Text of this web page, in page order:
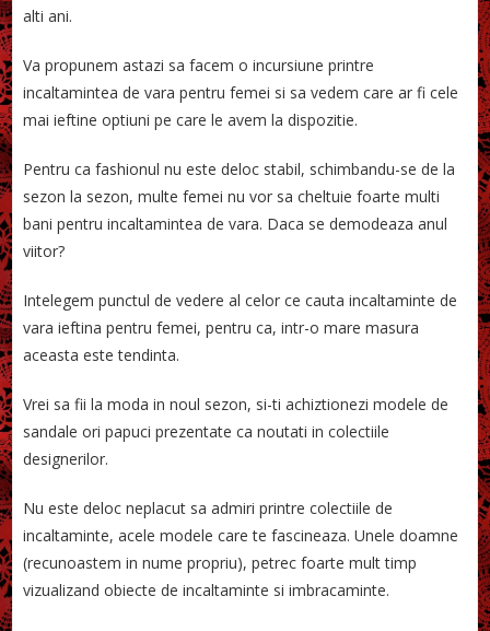
alti ani.
Va propunem astazi sa facem o incursiune printre
incaltamintea de vara pentru femei si sa vedem care ar fi cele
mai ieftine optiuni pe care le avem la dispozitie.
Pentru ca fashionul nu este deloc stabil, schimbandu-se de la
sezon la sezon, multe femei nu vor sa cheltuie foarte multi
bani pentru incaltamintea de vara. Daca se demodeaza anul
viitor?
Intelegem punctul de vedere al celor ce cauta incaltaminte de
vara ieftina pentru femei, pentru ca, intr-o mare masura
aceasta este tendinta.
Vrei sa fii la moda in noul sezon, si-ti achiztionezi modele de
sandale ori papuci prezentate ca noutati in colectiile
designerilor.
Nu este deloc neplacut sa admiri printre colectiile de
incaltaminte, acele modele care te fascineaza. Unele doamne
(recunoastem in nume propriu), petrec foarte mult timp
vizualizand obiecte de incaltaminte si imbracaminte.